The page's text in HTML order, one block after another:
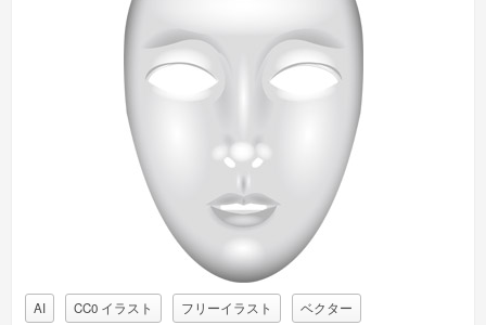
AI CC0 イラスト フリーイラスト ベクター